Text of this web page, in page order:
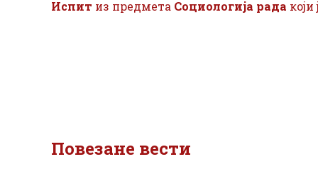
Испит из предмета Социологија рада
Повезане вести